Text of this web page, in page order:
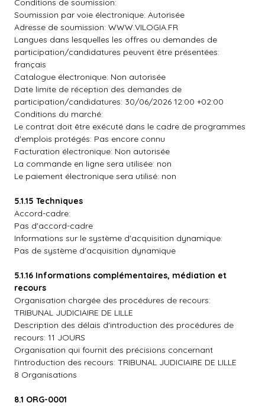
Conditions de soumission:
Soumission par voie électronique: Autorisée
Adresse de soumission: WWW.VILOGIA.FR
Langues dans lesquelles les offres ou demandes de
participation/candidatures peuvent être présentées:
français
Catalogue électronique: Non autorisée
Date limite de réception des demandes de
participation/candidatures: 30/06/2026 12:00 +02:00
Conditions du marché:
Le contrat doit être exécuté dans le cadre de programmes
d'emplois protégés: Pas encore connu
Facturation électronique: Non autorisée
La commande en ligne sera utilisée: non
Le paiement électronique sera utilisé: non
5.1.15 Techniques
Accord-cadre:
Pas d'accord-cadre
Informations sur le système d'acquisition dynamique:
Pas de système d'acquisition dynamique
5.1.16 Informations complémentaires, médiation et
recours
Organisation chargée des procédures de recours:
TRIBUNAL JUDICIAIRE DE LILLE
Description des délais d'introduction des procédures de
recours: 11 JOURS
Organisation qui fournit des précisions concernant
l'introduction des recours: TRIBUNAL JUDICIAIRE DE LILLE
8 Organisations
8.1 ORG-0001